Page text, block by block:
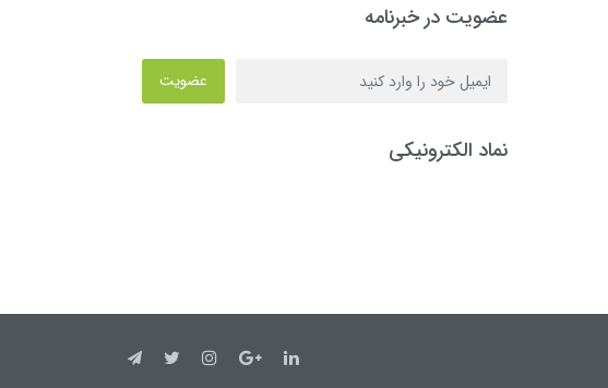
عضویت در خبرنامه
عضویت
نماد الکترونیکی